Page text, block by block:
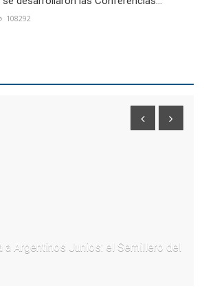
108292
a Argentinos Junios: el Semillero del